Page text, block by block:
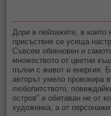
Дори в пейзажите, в
присъствие се усеща
Съвсем обикновен и
множеството от цветни
пълни с живот и енергия.
авторът умело провокира
любопитството,
остров" е обитаван не от
художника, а от